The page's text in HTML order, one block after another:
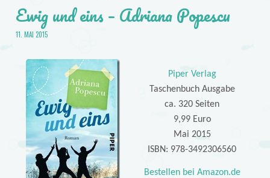
Ewig und eins – Adriana Popescu
11. MAI 2015
Piper Verlag
Taschenbuch Ausgabe
ca. 320 Seiten
9,99 Euro
Mai 2015
ISBN: 978-3492306560
Bestellen bei Amazon.de